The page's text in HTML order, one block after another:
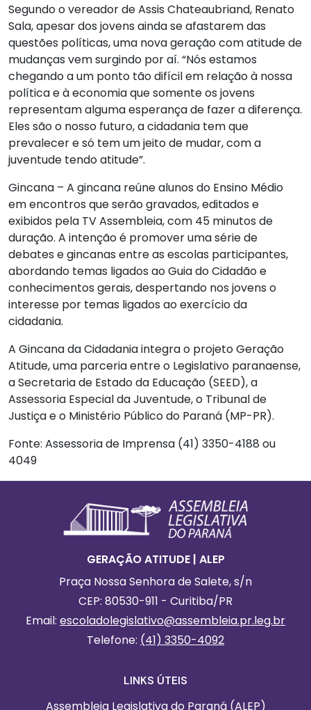
Segundo o vereador de Assis Chateaubriand, Renato
Sala, apesar dos jovens ainda se afastarem das
questões políticas, uma nova geração com atitude de
mudanças vem surgindo por aí. “Nós estamos
chegando a um ponto tão difícil em relação à nossa
política e à economia que somente os jovens
representam alguma esperança de fazer a diferença.
Eles são o nosso futuro, a cidadania tem que
prevalecer e só tem um jeito de mudar, com a
juventude tendo atitude”.
Gincana – A gincana reúne alunos do Ensino Médio
em encontros que serão gravados, editados e
exibidos pela TV Assembleia, com 45 minutos de
duração. A intenção é promover uma série de
debates e gincanas entre as escolas participantes,
abordando temas ligados ao Guia do Cidadão e
conhecimentos gerais, despertando nos jovens o
interesse por temas ligados ao exercício da
cidadania.
A Gincana da Cidadania integra o projeto Geração
Atitude, uma parceria entre o Legislativo paranaense,
a Secretaria de Estado da Educação (SEED), a
Assessoria Especial da Juventude, o Tribunal de
Justiça e o Ministério Público do Paraná (MP-PR).
Fonte: Assessoria de Imprensa (41) 3350-4188 ou
4049
Informações Gerais
GERAÇÃO ATITUDE | ALEP
Praça Nossa Senhora de Salete, s/n
CEP: 80530-911 - Curitiba/PR
Email: escoladolegislativo@assembleia.pr.leg.br
Telefone: (41) 3350-4092
LINKS ÚTEIS
Assembleia Legislativa do Paraná (ALEP)